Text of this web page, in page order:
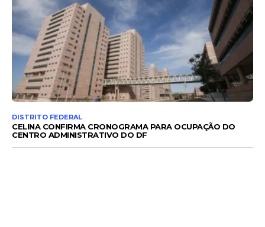
DISTRITO FEDERAL
CELINA CONFIRMA CRONOGRAMA PARA OCUPAÇÃO DO
CENTRO ADMINISTRATIVO DO DF